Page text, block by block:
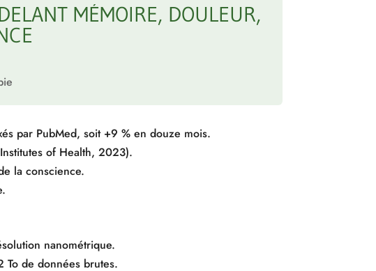
MÉMOIRE, DOULEUR,
par PubMed, soit +9 % en douze mois.
of Health, 2023).
la conscience.
nanométrique.
de données brutes.